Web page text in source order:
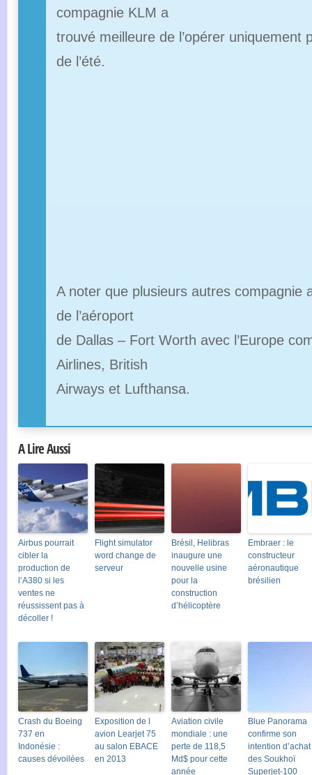
compagnie KLM a
trouvé meilleure de l’opérer uniquement
de l’été.
A noter que plusieurs autres compagnie
de l’aéroport
de Dallas – Fort Worth avec l’Europe
Airlines, British
Airways et Lufthansa.
A Lire Aussi
Airbus pourrait
cibler la
production de
l’A380 si les
ventes ne
réussissent pas à
décoller !
Flight simulator
word change de
serveur
Brésil, Helibras
inaugure une
nouvelle usine
pour la
construction
d’hélicoptère
Embraer : le
constructeur
aéronautique
brésilien
Crash du Boeing
737 en
Indonésie :
causes dévoilées
Exposition de l
avion Learjet 75
au salon EBACE
en 2013
Aviation civile
mondiale : une
perte de 118,5
Md$ pour cette
année
Blue Panorama
confirme son
intention d’achat
des Soukhoï
Superjet-100